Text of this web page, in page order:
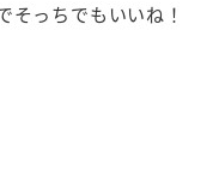
そっちでもいいね！